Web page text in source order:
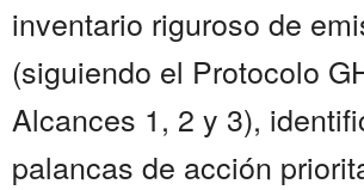
inventario riguroso de
(siguiendo el Protocolo
Alcances 1, 2 y 3),
palancas de acción